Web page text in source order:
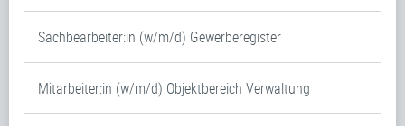
Sachbearbeiter:in (w/m/d) Gewerberegister
Mitarbeiter:in (w/m/d) Objektbereich Verwaltung